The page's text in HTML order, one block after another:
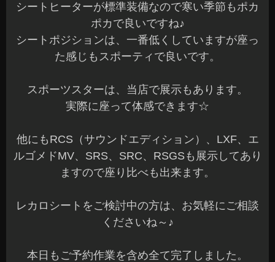
シートヒーターが標準装備なので寒い季節もポカ
ポカで良いですね♪
シートポジションは、一番低くしていますが座っ
た感じもスポーティで良いです。
スポーツスターは、当店で展示もあります。
実際に座って体感できます☆
他にもRCS（サウンドエディション）、LXF、エ
ルゴメドMV、SRS、SRC、RSGSも展示してあり
ますので座り比べも出来ます。
レカロシートをご検討中の方は、お気軽にご相談
くださいね～♪
本日もご予約作業を含め全て完了しました。